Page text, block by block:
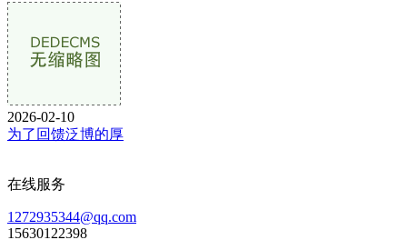
2026-02-10
为了回馈泛博的厚
在线服务
1272935344@qq.com
15630122398